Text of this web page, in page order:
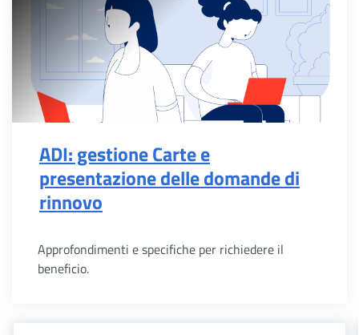
ADI: gestione Carte e
presentazione delle domande di
rinnovo
Approfondimenti e specifiche per richiedere il
beneficio.